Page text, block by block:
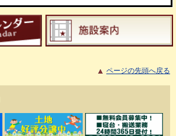
ページの先頭へ戻る